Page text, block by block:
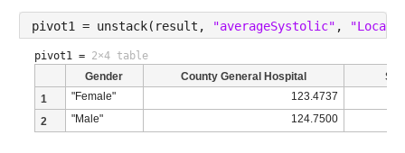
pivot1 = unstack(result, "averageSystolic" ,
pivot1 = 2×4 table
Gender
County General Hospital
St.
1
"Female"
123.4737
2
"Male" 124.7500